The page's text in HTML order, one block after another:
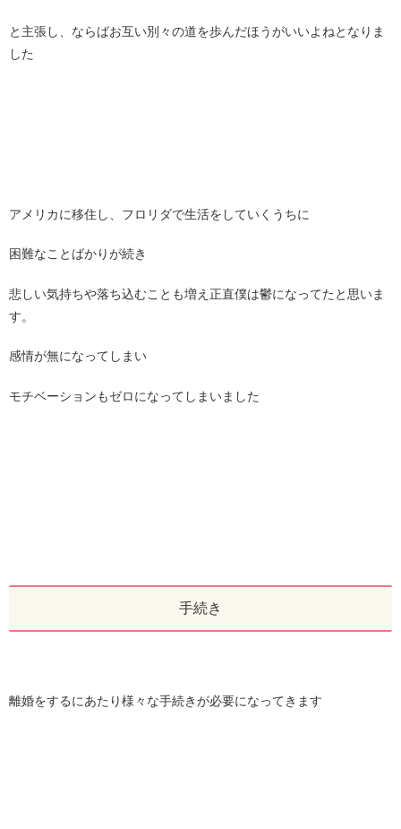
と主張し、ならばお互い別々の道を歩んだほうがいいよねとなりま
した
アメリカに移住し、フロリダで生活をしていくうちに
困難なことばかりが続き
悲しい気持ちや落ち込むことも増え正直僕は鬱になってたと思いま
す。
感情が無になってしまい
モチベーションもゼロになってしまいました
手続き
離婚をするにあたり様々な手続きが必要になってきます